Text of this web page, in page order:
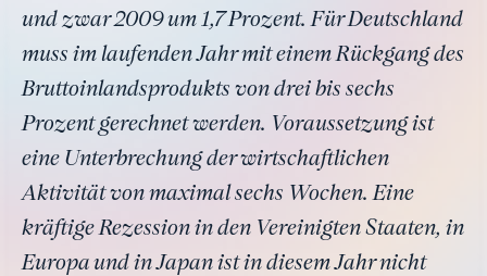
und zwar 2009 um 1,7 Prozent. Für Deutschland
muss im laufenden Jahr mit einem Rückgang des
Bruttoinlandsprodukts von drei bis sechs
Prozent gerechnet werden. Voraussetzung ist
eine Unterbrechung der wirtschaftlichen
Aktivität von maximal sechs Wochen. Eine
kräftige Rezession in den Vereinigten Staaten, in
Europa und in Japan ist in diesem Jahr nicht